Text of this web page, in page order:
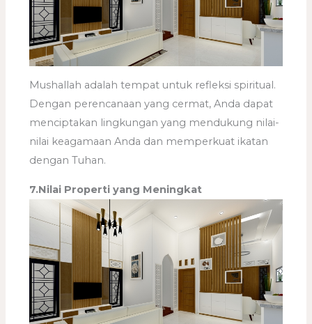
Mushallah adalah tempat untuk refleksi spiritual.
Dengan perencanaan yang cermat, Anda dapat
menciptakan lingkungan yang mendukung nilai-
nilai keagamaan Anda dan memperkuat ikatan
dengan Tuhan.
7.Nilai Properti yang Meningkat